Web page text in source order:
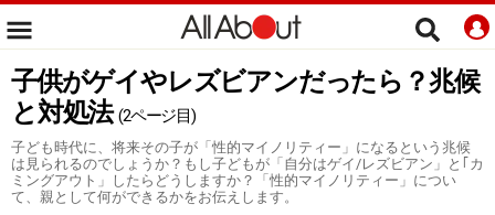
子供がゲイやレズビアンだったら？兆候
と対処法 (2ページ目)
子ども時代に、将来その子が「性的マイノリティー」になるという兆候
は見られるのでしょうか？もし子どもが「自分はゲイ/レズビアン」と｢カ
ミングアウト」したらどうしますか？「性的マイノリティー」につい
て、親として何ができるかをお伝えします。